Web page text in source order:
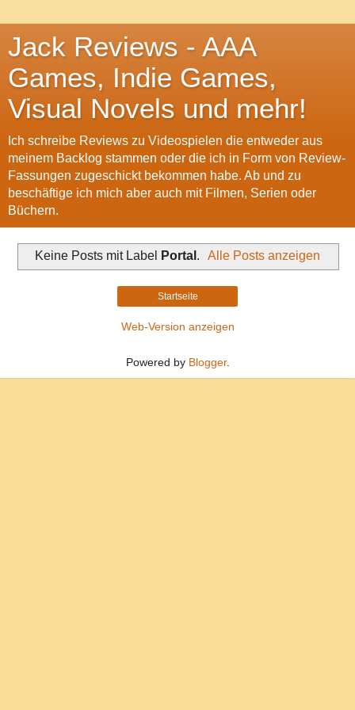
Jack Reviews - AAA
Games, Indie Games,
Visual Novels und mehr!
Ich schreibe Reviews zu Videospielen die entweder aus
meinem Backlog stammen oder die ich in Form von Review-
Fassungen zugeschickt bekommen habe. Ab und zu
beschäftige ich mich aber auch mit Filmen, Serien oder
Büchern.
Keine Posts mit Label Portal . Alle Posts anzeigen
Startseite
Web-Version anzeigen
Powered by Blogger.